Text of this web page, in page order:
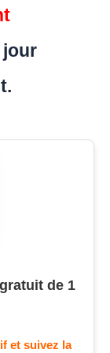
jour
de 1
et suivez la